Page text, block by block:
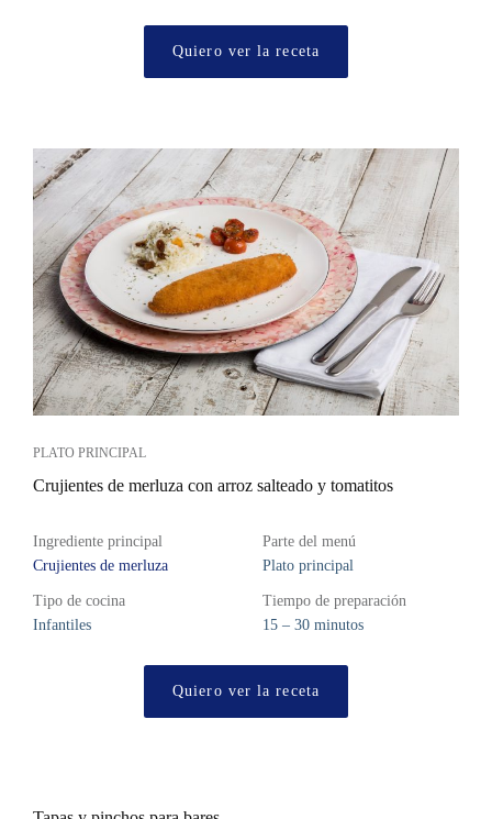
Quiero ver la receta
PLATO PRINCIPAL
Crujientes de merluza con arroz salteado y tomatitos
Ingrediente principal
Crujientes de merluza
Tipo de cocina
Infantiles
Parte del menú
Plato principal
Tiempo de preparación
15 – 30 minutos
Quiero ver la receta